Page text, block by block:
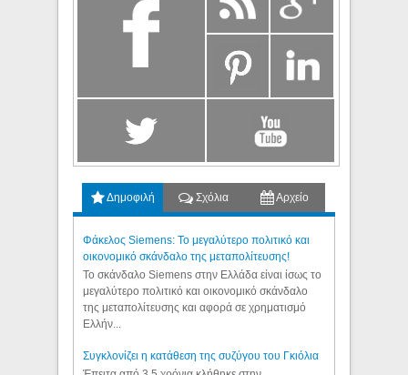
Δημοφιλή Σχόλια Αρχείο
Φάκελος Siemens: Το μεγαλύτερο πολιτικό και
οικονομικό σκάνδαλο της μεταπολίτευσης!
Το σκάνδαλο Siemens στην Ελλάδα είναι ίσως το
μεγαλύτερο πολιτικό και οικονομικό σκάνδαλο
της μεταπολίτευσης και αφορά σε χρηματισμό
Ελλήν...
Συγκλονίζει η κατάθεση της συζύγου του Γκιόλια